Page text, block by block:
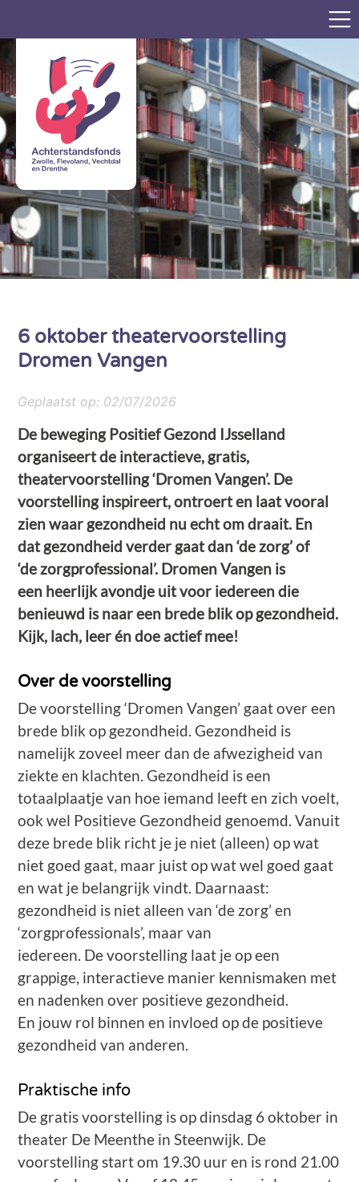
6 oktober theatervoorstelling
Dromen Vangen
Geplaatst op: 02/07/2026
De beweging Positief Gezond IJsselland
organiseert de interactieve, gratis,
theatervoorstelling ‘Dromen Vangen’. De
voorstelling inspireert, ontroert en laat vooral
zien waar gezondheid nu echt om draait. En
dat gezondheid verder gaat dan ‘de zorg’ of
‘de zorgprofessional’. Dromen Vangen is
een heerlijk avondje uit voor iedereen die
benieuwd is naar een brede blik op gezondheid.
Kijk, lach, leer én doe actief mee!
Over de voorstelling
De voorstelling ‘Dromen Vangen’ gaat over een
brede blik op gezondheid. Gezondheid is
namelijk zoveel meer dan de afwezigheid van
ziekte en klachten. Gezondheid is een
totaalplaatje van hoe iemand leeft en zich voelt,
ook wel Positieve Gezondheid genoemd. Vanuit
deze brede blik richt je je niet (alleen) op wat
niet goed gaat, maar juist op wat wel goed gaat
en wat je belangrijk vindt. Daarnaast:
gezondheid is niet alleen van ‘de zorg’ en
‘zorgprofessionals’, maar van
iedereen. De voorstelling laat je op een
grappige, interactieve manier kennismaken met
en nadenken over positieve gezondheid.
En jouw rol binnen en invloed op de positieve
gezondheid van anderen.
Praktische info
De gratis voorstelling is op dinsdag 6 oktober in
theater De Meenthe in Steenwijk. De
voorstelling start om 19.30 uur en is rond 21.00